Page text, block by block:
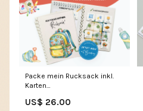
Packe mein Rucksack inkl.
Karten
mit Name
US$ 26.00